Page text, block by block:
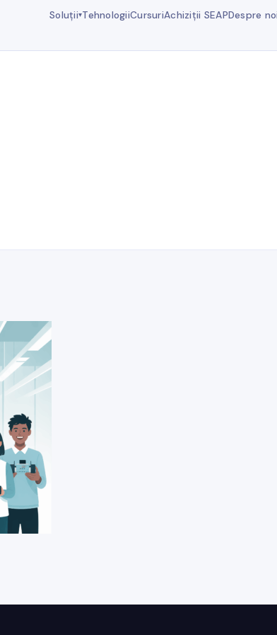
Soluții▾TehnologiiCursuriAchiziții SEAPDespre noi